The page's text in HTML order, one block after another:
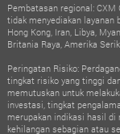
Pembatasan regional: CXM
tidak menyediakan layanan
Hong Kong, Iran, Libya,
Britania Raya, Amerika
Peringatan Risiko:
tingkat risiko yang tinggi
memutuskan untuk
investasi, tingkat
merupakan indikasi hasil di
kehilangan sebagian atau